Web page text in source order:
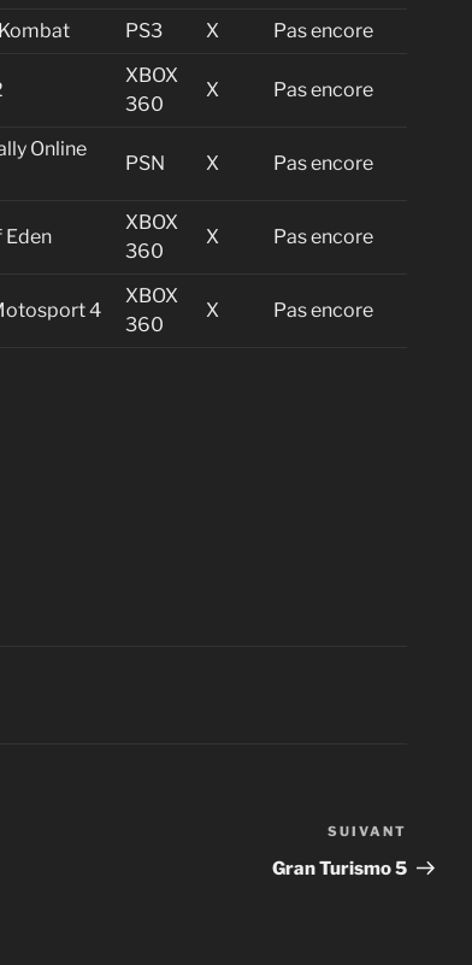
PS3 X Pas encore
XBOX
360
X Pas encore
Online
PSN X Pas encore
Eden
XBOX
360
X Pas encore
4
XBOX
360
X Pas encore
suivant
SUIVANT
Gran Turismo 5